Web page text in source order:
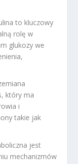
to kluczowy
rolę w
glukozy we
który ma
i
takie jak
jest
mechanizmów